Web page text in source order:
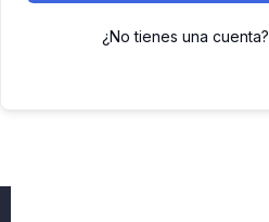
¿No tienes una cuenta?